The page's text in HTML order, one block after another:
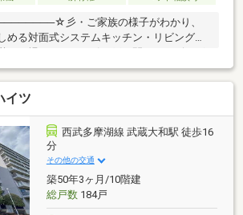
彡・ご家族の様子がわかり、
める対面式システムキッチン・リビング隣
ても使えます・WICは、お洋服等がたくさ
て便利です・各居室にはクローゼットを完
を置くスペースが確保しやすい設計がされ
す☆─────────────■□Life information☆
市立南台小学校：約460m・東村山市立東村
校：約700m・東大和リビングテラス：約
事、諸費用の事など担当の市村までお気軽
ご相談下さい＾＾♪
イツ
西武多摩湖線 武蔵大和駅 徒歩16
分
その他の交通
築50年3ヶ月/10階建
総戸数184戸